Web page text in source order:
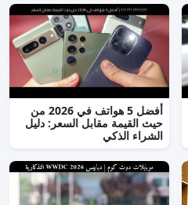
أفضل 5 هواتف في 2026 من
حيث القيمة مقابل السعر: دليل
الشراء الذكي